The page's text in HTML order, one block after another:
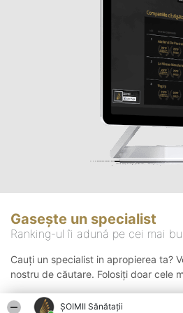
ŞOIMII Sănătații
Gasește un specialist
Ranking-ul îi adună pe cei mai
Cauți un specialist in apropierea ta?
nostru de căutare. Folosiți doar cele